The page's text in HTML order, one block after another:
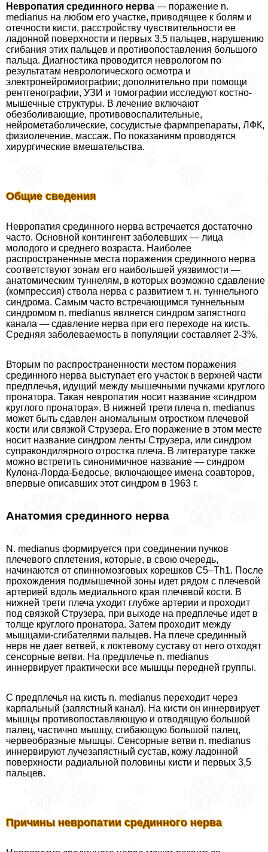
Невропатия срединного нерва — поражение n.
medianus на любом его участке, приводящее к болям и
отечности кисти, расстройству чувствительности ее
ладонной поверхности и первых 3,5 пальцев, нарушению
сгибания этих пальцев и противопоставления большого
пальца. Диагностика проводится неврологом по
результатам неврологического осмотра и
электронейромиографии; дополнительно при помощи
рентгенографии, УЗИ и томографии исследуют костно-
мышечные структуры. В лечение включают
обезболивающие, противовоспалительные,
нейрометаболические, сосудистые фармпрепараты, ЛФК,
физиолечение, массаж. По показаниям проводятся
хирургические вмешательства.
Общие сведения
Невропатия срединного нерва встречается достаточно
часто. Основной контингент заболевших — лица
молодого и среднего возраста. Наиболее
распространенные места поражения срединного нерва
соответствуют зонам его наибольшей уязвимости —
анатомическим туннелям, в которых возможно сдавление
(компрессия) ствола нерва с развитием т. н. туннельного
синдрома. Самым часто встречающимся туннельным
синдромом n. medianus является синдром запястного
канала — сдавление нерва при его переходе на кисть.
Средняя заболеваемость в популяции составляет 2-3%.
Вторым по распространенности местом поражения
срединного нерва выступает его участок в верхней части
предплечья, идущий между мышечными пучками круглого
пронатора. Такая невропатия носит название «синдром
круглого пронатора». В нижней трети плеча n. medianus
может быть сдавлен аномальным отростком плечевой
кости или связкой Струзера. Его поражение в этом месте
носит название синдром ленты Струзера, или синдром
супpaкондилярного отростка плеча. В литературе также
можно встретить синонимичное название — синдром
Кулона-Лорда-Бедосье, включающее имена соавторов,
впервые описавших этот синдром в 1963 г.
Анатомия срединного нерва
N. medianus формируется при соединении пучков
плечевого сплетения, которые, в свою очередь,
начинаются от спинномозговых корешков С5–Th1. После
прохождения подмышечной зоны идет рядом с плечевой
артерией вдоль медиального края плечевой кости. В
нижней трети плеча уходит глубже артерии и проходит
под связкой Струзера, при выходе на предплечье идет в
толще круглого пронатора. Затем проходит между
мышцами-сгибателями пальцев. На плече срединный
нерв не дает ветвей, к локтевому суставу от него отходят
сенсорные ветви. На предплечье n. medianus
иннервирует пpaктически все мышцы передней группы.
С предплечья на кисть n. medianus переходит через
карпальный (запястный канал). На кисти он иннервирует
мышцы противопоставляющую и отводящую большой
палец, частично мышцу, сгибающую большой палец,
червеобразные мышцы. Сенсорные ветви n. medianus
иннервируют лучезапястный сустав, кожу ладонной
поверхности радиальной половины кисти и первых 3,5
пальцев.
Причины невропатии срединного нерва